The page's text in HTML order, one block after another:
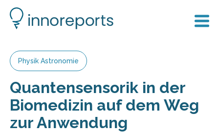
Physik Astronomie
Quantensensorik in der
Biomedizin auf dem Weg
zur Anwendung